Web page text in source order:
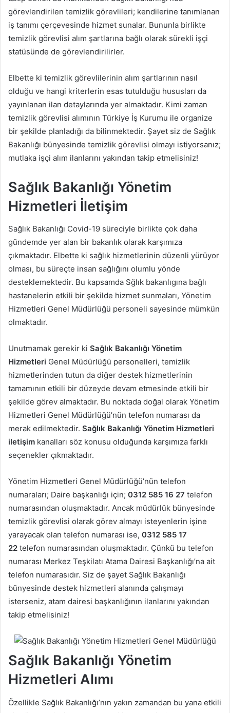
görevlendirilen temizlik görevlileri; kendilerine tanımlanan
iş tanımı çerçevesinde hizmet sunalar. Bununla birlikte
temizlik görevlisi alım şartlarına bağlı olarak sürekli işçi
statüsünde de görevlendirilirler.
Elbette ki temizlik görevlilerinin alım şartlarının nasıl
olduğu ve hangi kriterlerin esas tutulduğu hususları da
yayınlanan ilan detaylarında yer almaktadır. Kimi zaman
temizlik görevlisi alımının Türkiye İş Kurumu ile organize
bir şekilde planladığı da bilinmektedir. Şayet siz de Sağlık
Bakanlığı bünyesinde temizlik görevlisi olmayı istiyorsanız;
mutlaka işçi alım ilanlarını yakından takip etmelisiniz!
Sağlık Bakanlığı Yönetim
Hizmetleri İletişim
Sağlık Bakanlığı Covid-19 süreciyle birlikte çok daha
gündemde yer alan bir bakanlık olarak karşımıza
çıkmaktadır. Elbette ki sağlık hizmetlerinin düzenli yürüyor
olması, bu süreçte insan sağlığını olumlu yönde
desteklemektedir. Bu kapsamda Sğlık bakanlıgına bağlı
hastanelerin etkili bir şekilde hizmet sunmaları, Yönetim
Hizmetleri Genel Müdürlüğü personeli sayesinde mümkün
olmaktadır.
Unutmamak gerekir ki Sağlık Bakanlığı Yönetim
Hizmetleri Genel Müdürlüğü personelleri, temizlik
hizmetlerinden tutun da diğer destek hizmetlerinin
tamamının etkili bir düzeyde devam etmesinde etkili bir
şekilde görev almaktadır. Bu noktada doğal olarak Yönetim
Hizmetleri Genel Müdürlüğü’nün telefon numarası da
merak edilmektedir. Sağlık Bakanlığı Yönetim Hizmetleri
iletişim kanalları söz konusu olduğunda karşımıza farklı
seçenekler çıkmaktadır.
Yönetim Hizmetleri Genel Müdürlüğü’nün telefon
numaraları; Daire başkanlığı için; 0312 585 16 27 telefon
numarasından oluşmaktadır. Ancak müdürlük bünyesinde
temizlik görevlisi olarak görev almayı isteyenlerin işine
yarayacak olan telefon numarası ise, 0312 585 17
22 telefon numarasından oluşmaktadır. Çünkü bu telefon
numarası Merkez Teşkilatı Atama Dairesi Başkanlığı’na ait
telefon numarasıdır. Siz de şayet Sağlık Bakanlığı
bünyesinde destek hizmetleri alanında çalışmayı
isterseniz, atam dairesi başkanlığının ilanlarını yakından
takip etmelisiniz!
Sağlık Bakanlığı Yönetim
Hizmetleri Alımı
Özellikle Sağlık Bakanlığı’nın yakın zamandan bu yana etkili